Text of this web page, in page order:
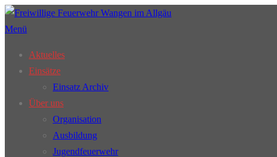
Zum
Inhalt
Menü
Aktuelles
Einsätze
Einsatz Archiv
Über uns
Organisation
Ausbildung
Jugendfeuerwehr